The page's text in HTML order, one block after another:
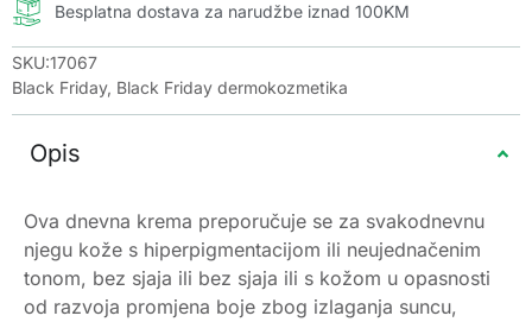
Besplatna dostava za narudžbe iznad 100KM
SKU:17067
Black Friday, Black Friday dermokozmetika
Opis
Ova dnevna krema preporučuje se za svakodnevnu
njegu kože s hiperpigmentacijom ili neujednačenim
tonom, bez sjaja ili bez sjaja ili s kožom u opasnosti
od razvoja promjena boje zbog izlaganja suncu,